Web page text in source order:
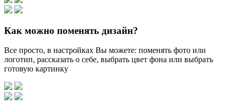
Как можно поменять дизайн?
Все просто, в настройках Вы можете: поменять фото или
логотип, рассказать о себе, выбрать цвет фона или выбрать
готовую картинку